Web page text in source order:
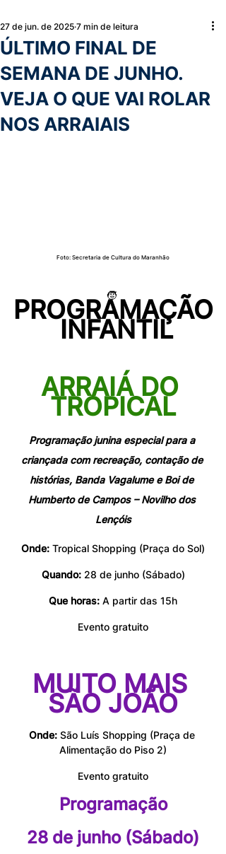
ÚLTIMO FINAL DE
SEMANA DE JUNHO.
VEJA O QUE VAI ROLAR
NOS ARRAIAIS
27 de jun. de 2025 7 min de leitura
Foto: Secretaria de Cultura do Maranhão
🧒
PROGRAMAÇÃO
INFANTIL
ARRAIÁ DO
TROPICAL
Programação junina especial para a
criançada com recreação, contação de
histórias, Banda Vagalume e Boi de
Humberto de Campos – Novilho dos
Lençóis
Onde: Tropical Shopping (Praça do Sol)
Quando: 28 de junho (Sábado)
Que horas: A partir das 15h
Evento gratuito
MUITO MAIS
SÃO JOÃO
Onde: São Luís Shopping (Praça de
Alimentação do Piso 2)
Evento gratuito
Programação
28 de junho (Sábado)